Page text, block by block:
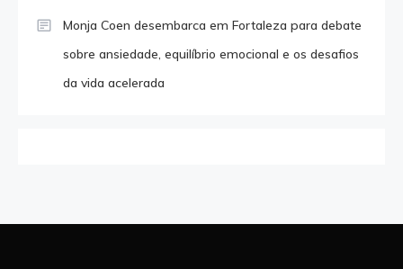
Monja Coen desembarca em Fortaleza para debate
sobre ansiedade, equilíbrio emocional e os desafios
da vida acelerada